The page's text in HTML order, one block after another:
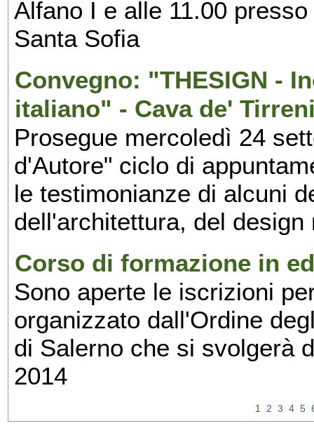
Alfano I e alle 11.00
Santa Sofia
Convegno: "THESIGN -
italiano" - Cava de'
Prosegue mercoledì 24
d'Autore" ciclo di
le testimonianze di alcuni
dell'architettura, del
Corso di formazione in
Sono aperte le iscrizioni
organizzato dall'Ordine
di Salerno che si svolgerà
2014
1 2 3 4 5